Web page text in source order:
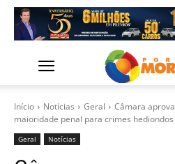
Início Notícias Geral
Câmara
maioridade penal para crimes hediondos
Geral Notícias